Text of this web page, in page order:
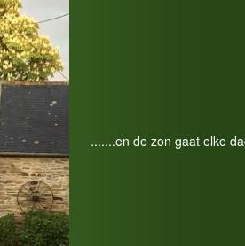
.......en de zon gaat elke